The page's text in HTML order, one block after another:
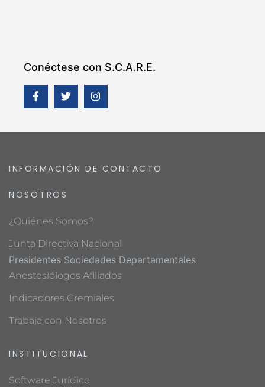
Conéctese con S.C.A.R.E.
INFORMACIÓN DE CONTACTO
NOSOTROS
¿Quiénes Somos?
Junta Directiva Nacional
Presidentes Sociedades Departamentales
Anestesiólogos Afiliados
Indicadores Gremiales
Trabaja con Nosotros
INSTITUCIONAL
Software Jurídico